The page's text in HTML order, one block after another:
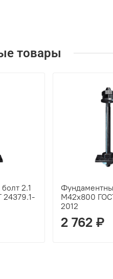
товары
2.1
24379.1-
М42х800
2012
2 762 ₽